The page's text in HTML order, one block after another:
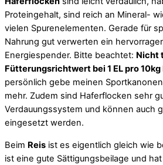
Proteingehalt, sind reich an Mineral-
vielen Spurenelementen. Gerade für
Nahrung gut verwerten ein
Energiespender. Bitte beachtet: Nicht
Fütterungsrichtwert bei 1 EL pro
persönlich gebe meinen
mehr. Zudem sind Haferflocken sehr
Verdauungssystem und können auch
eingesetzt werden.
Beim Reis ist es eigentlich gleich wie
ist eine gute Sättigungsbeilage und